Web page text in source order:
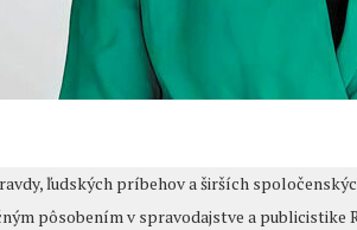
ľudských príbehov a širších
pôsobením v spravodajstve a publicistike